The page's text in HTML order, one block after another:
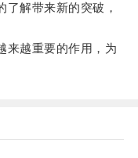
解带来新的突破，
越重要的作用，为